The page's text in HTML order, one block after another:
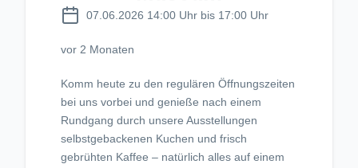
07.06.2026 14:00 Uhr bis 17:00 Uhr
vor 2 Monaten
Komm heute zu den regulären Öffnungszeiten
bei uns vorbei und genieße nach einem
Rundgang durch unsere Ausstellungen
selbstgebackenen Kuchen und frisch
gebrühten Kaffee – natürlich alles auf einem